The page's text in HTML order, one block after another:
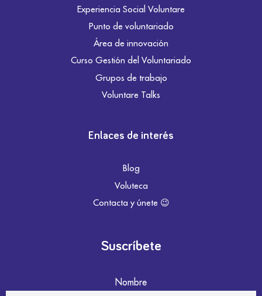
Experiencia Social Voluntare
Punto de voluntariado
Área de innovación
Curso Gestión del Voluntariado
Grupos de trabajo
Voluntare Talks
Enlaces de interés
Blog
Voluteca
Contacta y únete 😉
Suscríbete
Nombre